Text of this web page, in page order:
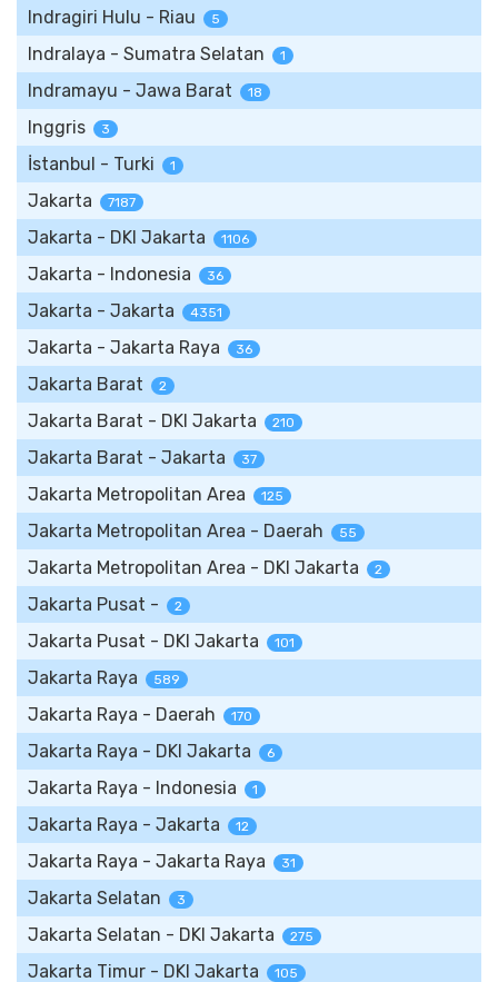
Indragiri Hulu - Riau 5
Indralaya - Sumatra Selatan 1
Indramayu - Jawa Barat 18
Inggris 3
İstanbul - Turki 1
Jakarta 7187
Jakarta - DKI Jakarta 1106
Jakarta - Indonesia 36
Jakarta - Jakarta 4351
Jakarta - Jakarta Raya 36
Jakarta Barat 2
Jakarta Barat - DKI Jakarta 210
Jakarta Barat - Jakarta 37
Jakarta Metropolitan Area 125
Jakarta Metropolitan Area - Daerah 55
Jakarta Metropolitan Area - DKI Jakarta 2
Jakarta Pusat - 2
Jakarta Pusat - DKI Jakarta 101
Jakarta Raya 589
Jakarta Raya - Daerah 170
Jakarta Raya - DKI Jakarta 6
Jakarta Raya - Indonesia 1
Jakarta Raya - Jakarta 12
Jakarta Raya - Jakarta Raya 31
Jakarta Selatan 3
Jakarta Selatan - DKI Jakarta 275
Jakarta Timur - DKI Jakarta 105